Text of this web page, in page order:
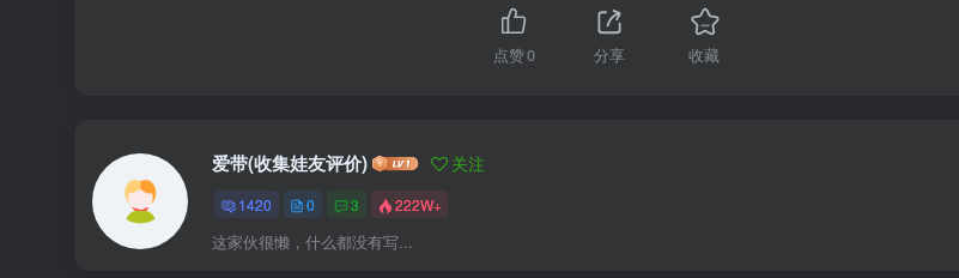
点赞0 分享 收藏
爱带(收集娃友评价) 关注
1420 0 3 222W+
这家伙很懒，什么都没有写...